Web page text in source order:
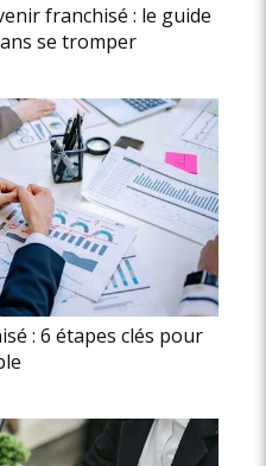
franchisé : le guide
se tromper
: 6 étapes clés pour